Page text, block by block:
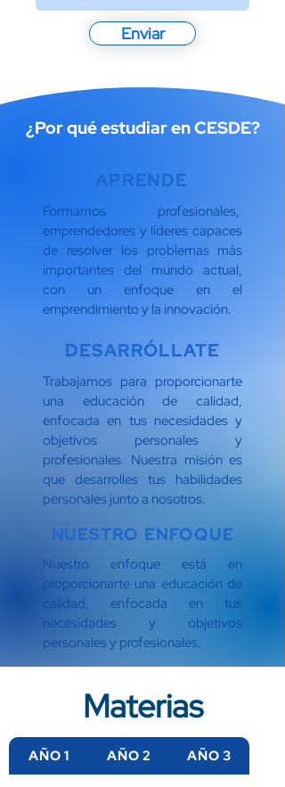
Enviar
¿Por qué estudiar en CESDE?
APRENDE
Formamos profesionales,
emprendedores y líderes capaces
de resolver los problemas más
importantes del mundo actual,
con un enfoque en el
emprendimiento y la innovación.
DESARRÓLLATE
Trabajamos para proporcionarte
una educación de calidad,
enfocada en tus necesidades y
objetivos personales y
profesionales. Nuestra misión es
que desarrolles tus habilidades
personales junto a nosotros.
NUESTRO ENFOQUE
Nuestro enfoque está en
proporcionarte una educación de
calidad, enfocada en tus
necesidades y objetivos
personales y profesionales.
Materias
AÑO 1 AÑO 2 AÑO 3